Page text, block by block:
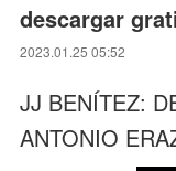
descargar
2023.01.25 05:52
JJ BENÍTEZ:
ANTONIO